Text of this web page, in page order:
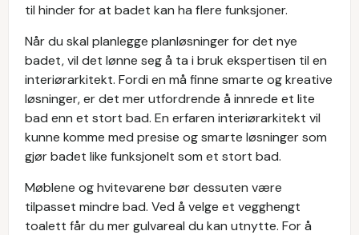
til hinder for at badet kan ha flere funksjoner.
Når du skal planlegge planløsninger for det nye
badet, vil det lønne seg å ta i bruk ekspertisen til en
interiørarkitekt. Fordi en må finne smarte og kreative
løsninger, er det mer utfordrende å innrede et lite
bad enn et stort bad. En erfaren interiørarkitekt vil
kunne komme med presise og smarte løsninger som
gjør badet like funksjonelt som et stort bad.
Møblene og hvitevarene bør dessuten være
tilpasset mindre bad. Ved å velge et vegghengt
toalett får du mer gulvareal du kan utnytte. For å